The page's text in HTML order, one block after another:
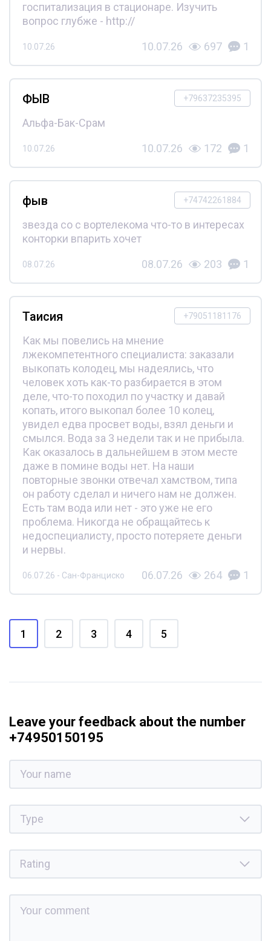
госпитализация в стационаре. Изучить
вопрос глубже - http://
10.07.26 10.07.26 697 1
+79637235395
ФЫВ
Альфа-Бак-Срам
10.07.26 10.07.26 172 1
+74742261884
фыв
звезда со с вортелекома что-то в интересах
конторки впарить хочет
08.07.26 08.07.26 203 1
+79051181176
Таисия
Как мы повелись на мнение
лжекомпетентного специалиста: заказали
выкопать колодец, мы надеялись, что
человек хоть как-то разбирается в этом
деле, что-то походил по участку и давай
копать, итого выкопал более 10 колец,
увидел едва просвет воды, взял деньги и
смылся. Вода за 3 недели так и не прибыла.
Как оказалось в дальнейшем в этом месте
даже в помине воды нет. На наши
повторные звонки отвечал хамством, типа
он работу сделал и ничего нам не должен.
Есть там вода или нет - это уже не его
проблема. Никогда не обращайтесь к
недоспециалисту, просто потеряете деньги
и нервы.
06.07.26 - Сан-Франциско 06.07.26 264 1
1 2 3 4 5
Leave your feedback about the number
+74950150195